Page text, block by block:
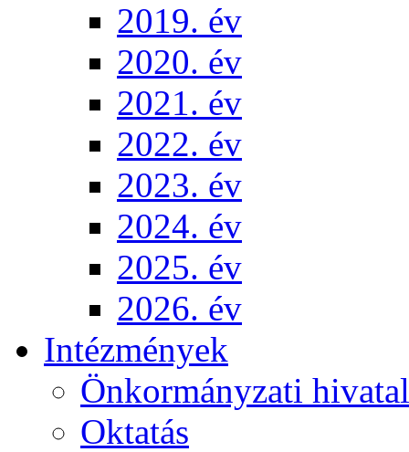
2019. év
2020. év
2021. év
2022. év
2023. év
2024. év
2025. év
2026. év
Intézmények
Önkormányzati hivatal
Oktatás